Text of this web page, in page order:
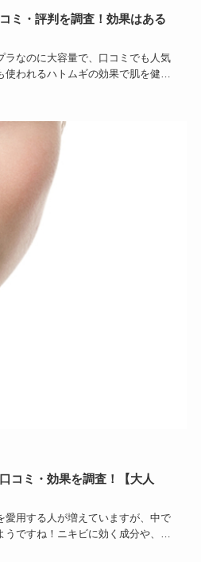
ミ・評判を調査！効果はある
ラなのに大容量で、口コミでも人気
使われるハトムギの効果で肌を健や
コミ・効果を調査！【大人
愛用する人が増えていますが、中で
ですね！ニキビに効く成分や、美